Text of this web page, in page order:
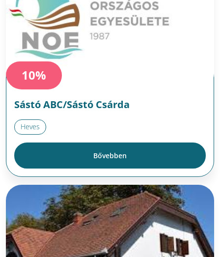
10%
Sástó ABC/Sástó Csárda
Heves
Bővebben